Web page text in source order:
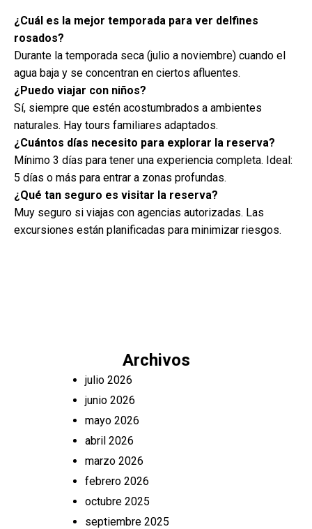
¿Cuál es la mejor temporada para ver delfines
rosados?
Durante la temporada seca (julio a noviembre) cuando el
agua baja y se concentran en ciertos afluentes.
¿Puedo viajar con niños?
Sí, siempre que estén acostumbrados a ambientes
naturales. Hay tours familiares adaptados.
¿Cuántos días necesito para explorar la reserva?
Mínimo 3 días para tener una experiencia completa. Ideal:
5 días o más para entrar a zonas profundas.
¿Qué tan seguro es visitar la reserva?
Muy seguro si viajas con agencias autorizadas. Las
excursiones están planificadas para minimizar riesgos.
Archivos
julio 2026
junio 2026
mayo 2026
abril 2026
marzo 2026
febrero 2026
octubre 2025
septiembre 2025